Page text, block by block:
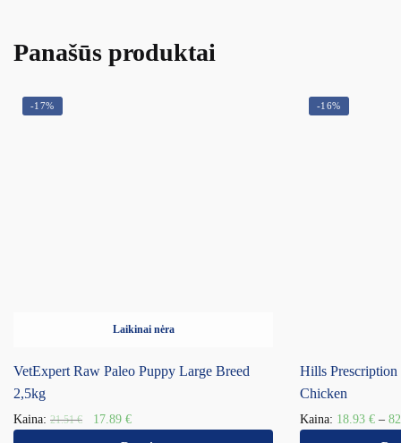
Panašūs produktai
-17%
Laikinai nėra
VetExpert Raw Paleo Puppy Large Breed
2,5kg
Kaina: 21.51€ 17.89 €
-16%
Hills
Chicken
Kaina: 18.93 € –